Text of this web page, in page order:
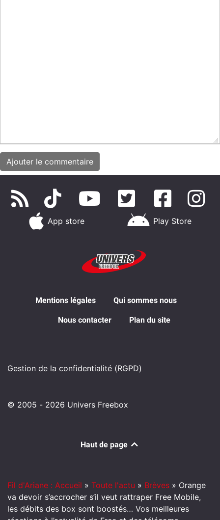
App store Play Store
Mentions légales Qui sommes nous
Nous contacter Plan du site
Gestion de la confidentialité (RGPD)
© 2005 - 2026 Univers Freebox
Haut de page
Fil d'Ariane : Accueil » Toute l'actu » Brèves » Orange
va devoir s’accrocher s’il veut rattraper Free Mobile,
les débits des box sont boostés… Vos meilleures